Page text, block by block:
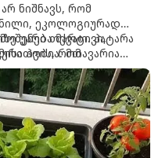
ნიშნავს, რომ
ეკოლოგიურად
უარი თქვათ. პატარა
რომ
მწვანილსა
მარტივი,
ჰობია. მთავარია
ეგუებიან
კარგად და როგორ